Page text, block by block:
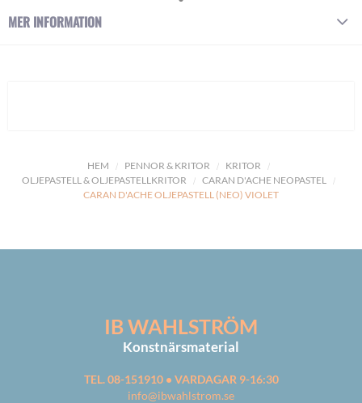
HEM PENNOR & KRITOR
KRITOR
OLJEPASTELL & OLJEPASTELLKRITOR
CARAN D'ACHE NEOPASTEL
CARAN D'ACHE OLJEPASTELL (NEO) VIOLET
MER INFORMATION
IB WAHLSTRÖM
Konstnärsmaterial
TEL. 08-151910 • VARDAGAR 9-16:30
info@ibwahlstrom.se